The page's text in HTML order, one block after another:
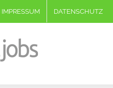
IMPRESSUM DATENSCHUTZ